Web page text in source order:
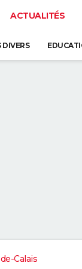
ACTUALITÉS
DIVERS
Calais